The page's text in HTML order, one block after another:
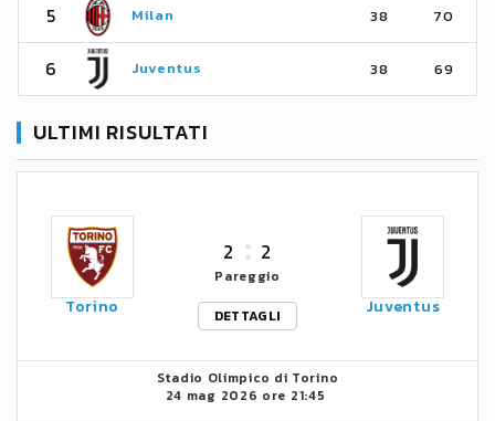
5 Milan 38 70
6 Juventus 38 69
ULTIMI RISULTATI
Torino
2 2
Pareggio
DETTAGLI
Juventus
Stadio Olimpico di Torino
24 mag 2026 ore 21:45